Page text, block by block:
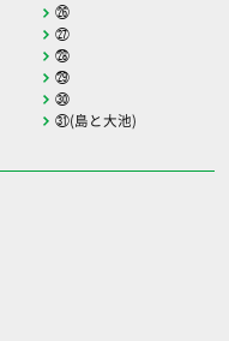
㉖
㉗
㉘
㉙
㉚
㉛(島と大池)